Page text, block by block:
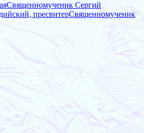
Священномученик Сергий
пресвитерСвященномученик